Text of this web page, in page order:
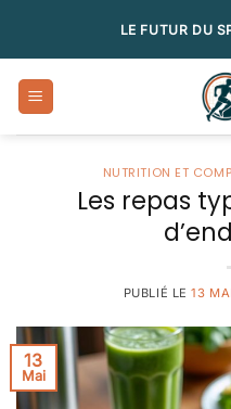
LE FUTUR DU
NUTRITION ET
Les repas
PUBLIÉ LE13
13
Mai